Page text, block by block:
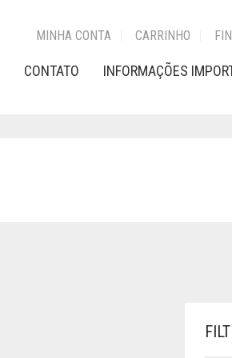
MINHA CONTA CARRINHO
CONTATO INFORMAÇÕES